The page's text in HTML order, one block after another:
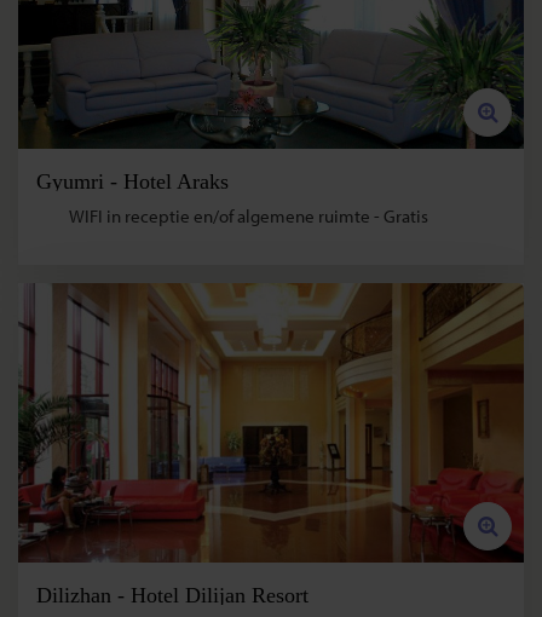
Gyumri - Hotel Araks
WIFI in receptie en/of algemene ruimte - Gratis
Dilizhan - Hotel Dilijan Resort